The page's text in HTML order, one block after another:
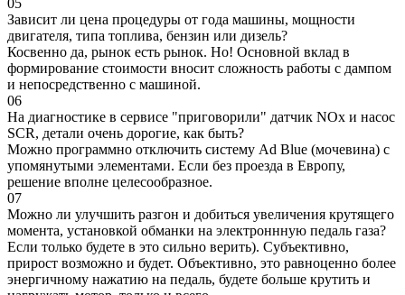
Зависит ли цена процедуры от года машины, мощности
двигателя, типа топлива, бензин или дизель?
Косвенно да, рынок есть рынок. Но! Основной вклад в
формирование стоимости вносит сложность работы с дампом
и непосредственно с машиной.
06
На диагностике в сервисе "приговорили" датчик NOx и насос
SCR, детали очень дорогие, как быть?
Можно программно отключить систему Ad Blue (мочевина) с
упомянутыми элементами. Если без проезда в Европу,
решение вполне целесообразное.
07
Можно ли улучшить разгон и добиться увеличения крутящего
момента, установкой обманки на электроннную педаль газа?
Если только будете в это сильно верить). Субъективно,
прирост возможно и будет. Объективно, это равноценно более
энергичному нажатию на педаль, будете больше крутить и